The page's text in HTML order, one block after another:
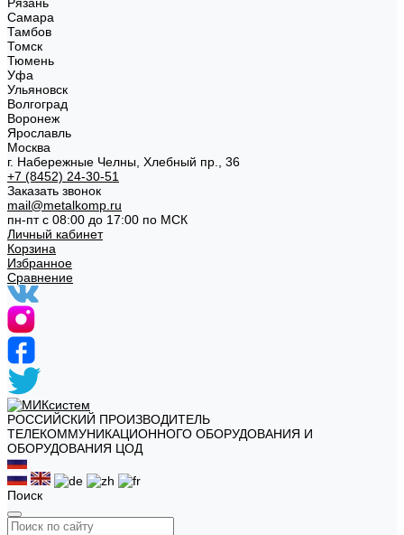
Самара
Тамбов
Томск
Тюмень
Уфа
Ульяновск
Волгоград
Воронеж
Ярославль
Москва
г. Набережные Челны, Хлебный пр., 36
+7 (8452) 24-30-51
Заказать звонок
mail@metalkomp.ru
пн-пт с 08:00 до 17:00 по МСК
Личный кабинет
Корзина
Избранное
Сравнение
РОССИЙСКИЙ ПРОИЗВОДИТЕЛЬ
ТЕЛЕКОММУНИКАЦИОННОГО ОБОРУДОВАНИЯ И
ОБОРУДОВАНИЯ ЦОД
Поиск